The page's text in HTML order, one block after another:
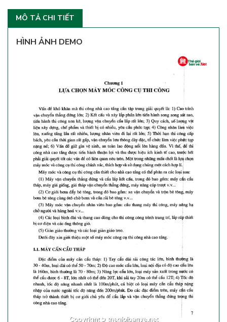
MÔ TẢ CHI TIẾT
HÌNH ẢNH DEMO